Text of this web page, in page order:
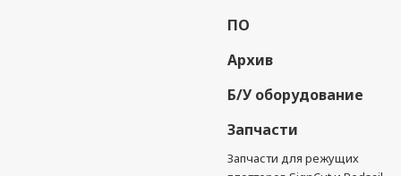
ПО
Архив
Б/У оборудование
Запчасти
Запчасти для режущих